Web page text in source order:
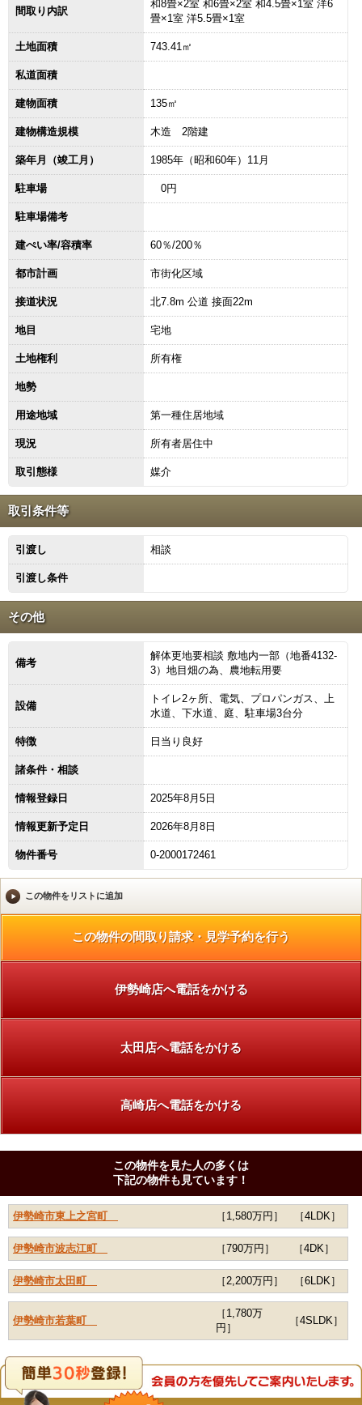
間取り内訳
和8畳×2室 和6畳×2室 和4.5畳×1室 洋6
畳×1室 洋5.5畳×1室
土地面積 743.41㎡
私道面積
建物面積 135㎡
建物構造規模 木造 2階建
築年月（竣工月） 1985年（昭和60年）11月
駐車場 0円
駐車場備考
建ぺい率/容積率 60％/200％
都市計画 市街化区域
接道状況 北7.8m 公道 接面22m
地目 宅地
土地権利 所有権
地勢
用途地域 第一種住居地域
現況 所有者居住中
取引態様 媒介
取引条件等
引渡し 相談
引渡し条件
その他
備考
解体更地要相談 敷地内一部（地番4132-
3）地目畑の為、農地転用要
設備
トイレ2ヶ所、電気、プロパンガス、上
水道、下水道、庭、駐車場3台分
特徴 日当り良好
諸条件・相談
情報登録日 2025年8月5日
情報更新予定日 2026年8月8日
物件番号 0-2000172461
伊勢崎店へ電話をかける
太田店へ電話をかける
高崎店へ電話をかける
この物件を見た人の多くは
下記の物件も見ています！
伊勢崎市東上之宮町 ［1,580万円］ ［4LDK］
伊勢崎市波志江町 ［790万円］ ［4DK］
伊勢崎市太田町 ［2,200万円］ ［6LDK］
伊勢崎市若葉町
［1,780万
円］
［4SLDK］